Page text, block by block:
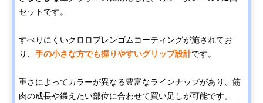
セットです。
すべりにくいクロロプレンゴムコーティングが施されてお
り、 手の小さな方でも握りやすいグリップ設計です。
重さによってカラーが異なる豊富なラインナップがあり、筋
肉の成長や鍛えたい部位に合わせて買い足しが可能です。